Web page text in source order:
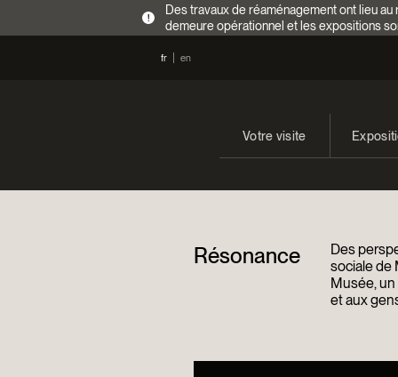
!
Des travaux de réaménagement ont lieu
demeure opérationnel et les expositions
fr en
Votre visite
Accès
Résonance
Des
sociale de
Musée,
et aux